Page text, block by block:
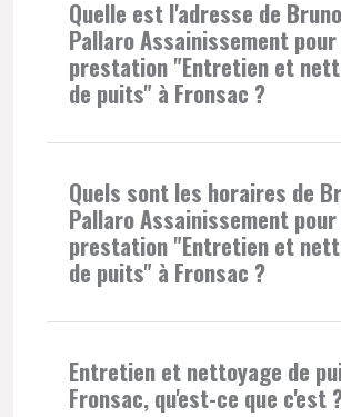
Quelle est l'adresse de Bruno
Pallaro Assainissement
prestation "Entretien et
de puits" à Fronsac ?
Quels sont les horaires de
Pallaro Assainissement
prestation "Entretien et
de puits" à Fronsac ?
Entretien et nettoyage de
Fronsac, qu'est-ce que c'est